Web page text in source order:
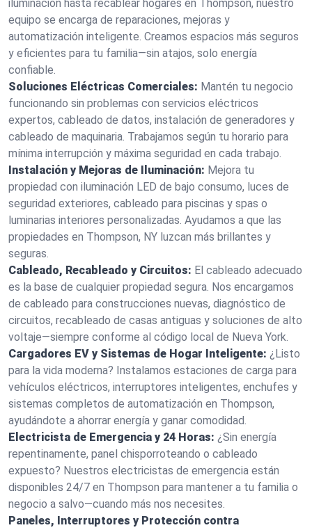
iluminación hasta recablear hogares en Thompson, nuestro
equipo se encarga de reparaciones, mejoras y
automatización inteligente. Creamos espacios más seguros
y eficientes para tu familia—sin atajos, solo energía
confiable.
Soluciones Eléctricas Comerciales: Mantén tu negocio
funcionando sin problemas con servicios eléctricos
expertos, cableado de datos, instalación de generadores y
cableado de maquinaria. Trabajamos según tu horario para
mínima interrupción y máxima seguridad en cada trabajo.
Instalación y Mejoras de Iluminación: Mejora tu
propiedad con iluminación LED de bajo consumo, luces de
seguridad exteriores, cableado para piscinas y spas o
luminarias interiores personalizadas. Ayudamos a que las
propiedades en Thompson, NY luzcan más brillantes y
seguras.
Cableado, Recableado y Circuitos: El cableado adecuado
es la base de cualquier propiedad segura. Nos encargamos
de cableado para construcciones nuevas, diagnóstico de
circuitos, recableado de casas antiguas y soluciones de alto
voltaje—siempre conforme al código local de Nueva York.
Cargadores EV y Sistemas de Hogar Inteligente: ¿Listo
para la vida moderna? Instalamos estaciones de carga para
vehículos eléctricos, interruptores inteligentes, enchufes y
sistemas completos de automatización en Thompson,
ayudándote a ahorrar energía y ganar comodidad.
Electricista de Emergencia y 24 Horas: ¿Sin energía
repentinamente, panel chisporroteando o cableado
expuesto? Nuestros electricistas de emergencia están
disponibles 24/7 en Thompson para mantener a tu familia o
negocio a salvo—cuando más nos necesites.
Paneles, Interruptores y Protección contra